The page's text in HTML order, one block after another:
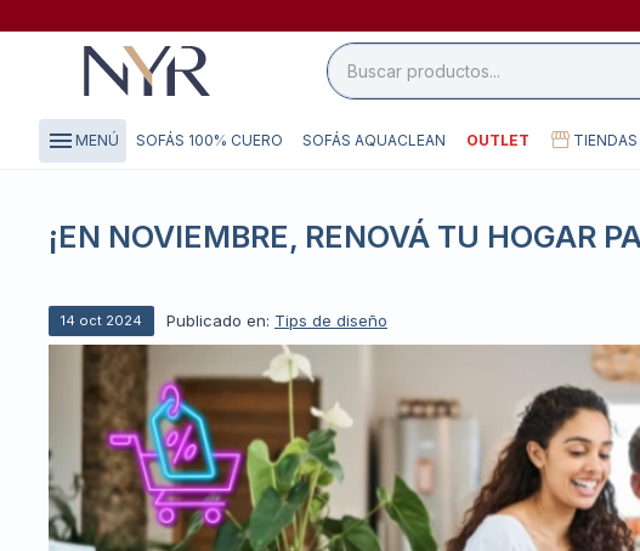
menu MENÚ SOFÁS 100% CUERO SOFÁS AQUACLEAN OUTLET TIENDAS
¡EN NOVIEMBRE, RENOVÁ TU HOGAR
14 oct 2024 Publicado en: Tips de diseño
close